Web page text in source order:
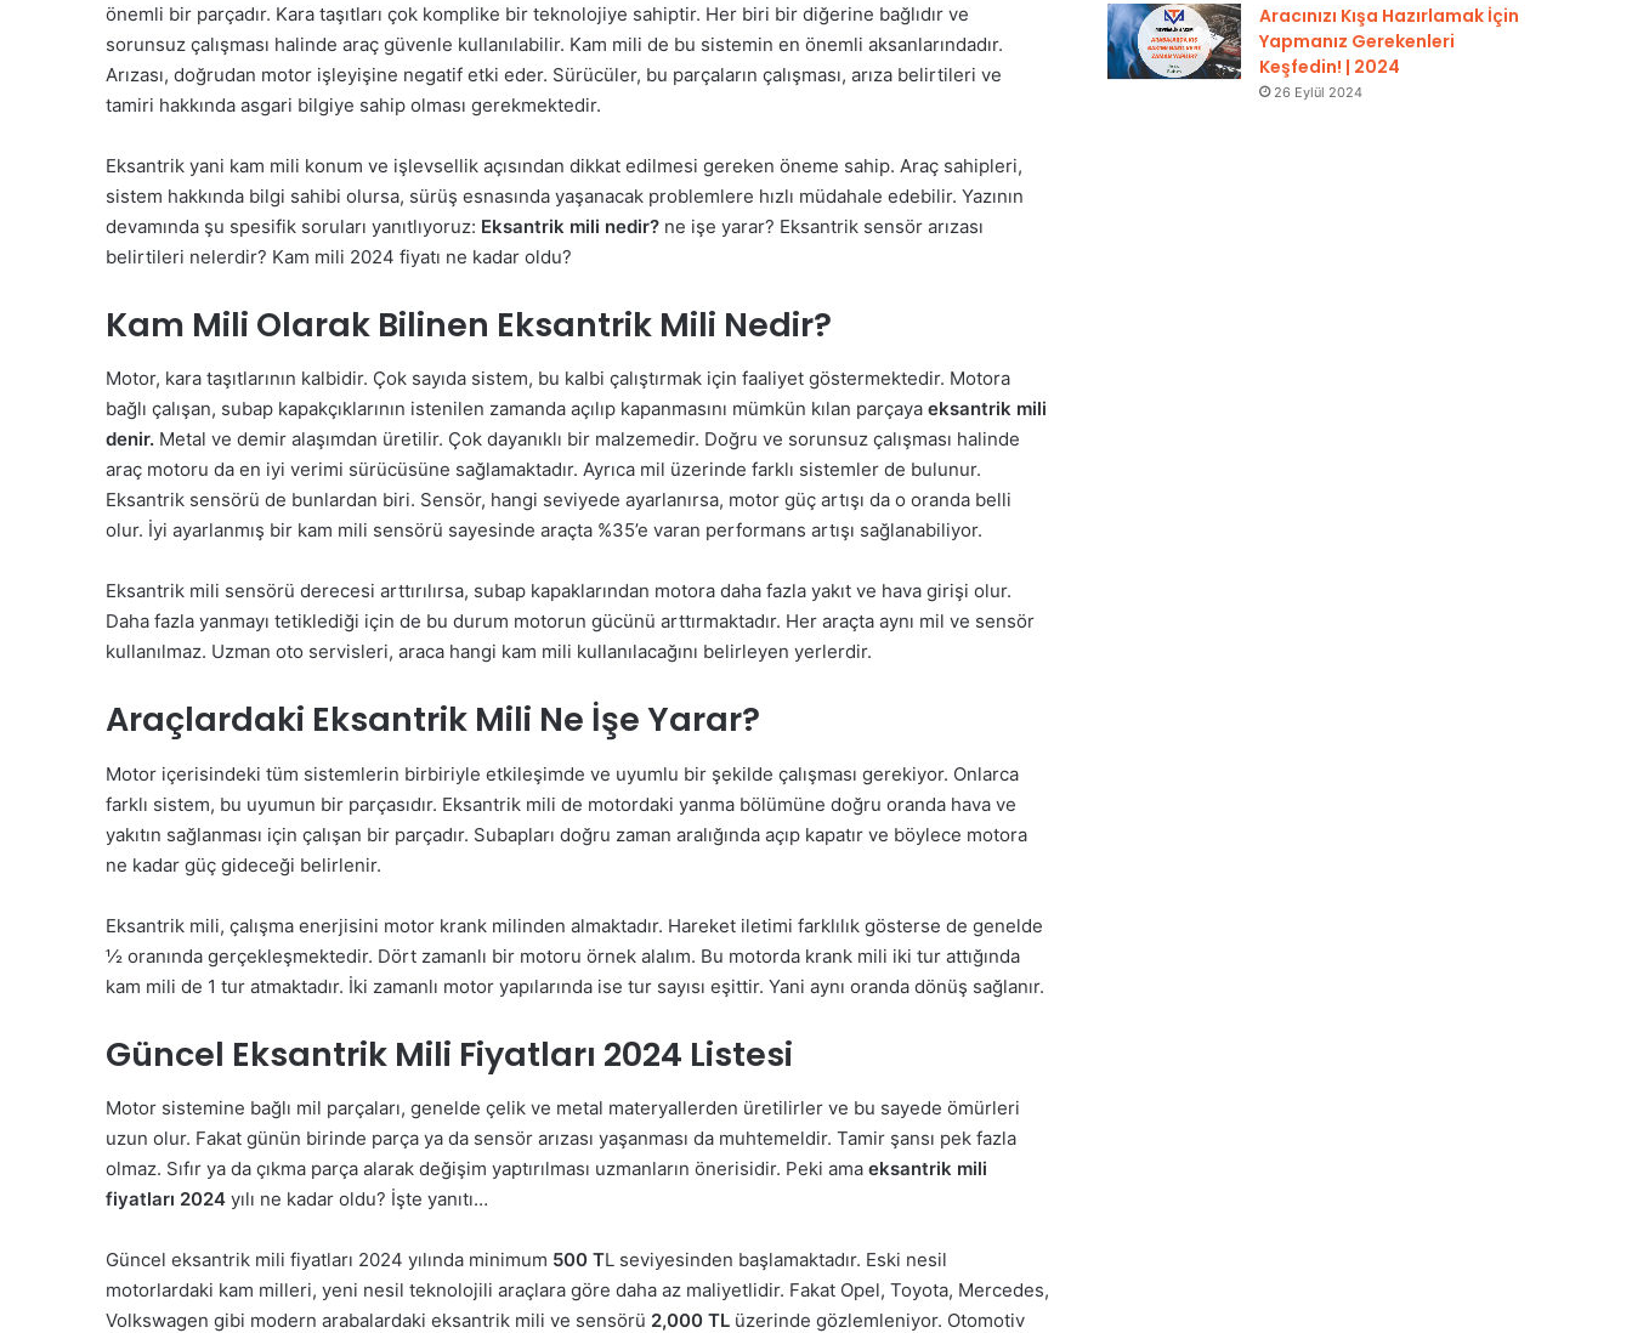
önemli bir parçadır. Kara taşıtları çok komplike bir teknolojiye sahiptir. Her biri bir diğerine bağlıdır ve
sorunsuz çalışması halinde araç güvenle kullanılabilir. Kam mili de bu sistemin en önemli aksanlarındadır.
Arızası, doğrudan motor işleyişine negatif etki eder. Sürücüler, bu parçaların çalışması, arıza belirtileri ve
tamiri hakkında asgari bilgiye sahip olması gerekmektedir.
Eksantrik yani kam mili konum ve işlevsellik açısından dikkat edilmesi gereken öneme sahip. Araç sahipleri,
sistem hakkında bilgi sahibi olursa, sürüş esnasında yaşanacak problemlere hızlı müdahale edebilir. Yazının
devamında şu spesifik soruları yanıtlıyoruz: Eksantrik mili nedir? ne işe yarar? Eksantrik sensör arızası
belirtileri nelerdir? Kam mili 2024 fiyatı ne kadar oldu?
Kam Mili Olarak Bilinen Eksantrik Mili Nedir?
Motor, kara taşıtlarının kalbidir. Çok sayıda sistem, bu kalbi çalıştırmak için faaliyet göstermektedir. Motora
bağlı çalışan, subap kapakçıklarının istenilen zamanda açılıp kapanmasını mümkün kılan parçaya eksantrik mili
denir. Metal ve demir alaşımdan üretilir. Çok dayanıklı bir malzemedir. Doğru ve sorunsuz çalışması halinde
araç motoru da en iyi verimi sürücüsüne sağlamaktadır. Ayrıca mil üzerinde farklı sistemler de bulunur.
Eksantrik sensörü de bunlardan biri. Sensör, hangi seviyede ayarlanırsa, motor güç artışı da o oranda belli
olur. İyi ayarlanmış bir kam mili sensörü sayesinde araçta %35’e varan performans artışı sağlanabiliyor.
Eksantrik mili sensörü derecesi arttırılırsa, subap kapaklarından motora daha fazla yakıt ve hava girişi olur.
Daha fazla yanmayı tetiklediği için de bu durum motorun gücünü arttırmaktadır. Her araçta aynı mil ve sensör
kullanılmaz. Uzman oto servisleri, araca hangi kam mili kullanılacağını belirleyen yerlerdir.
Araçlardaki Eksantrik Mili Ne İşe Yarar?
Motor içerisindeki tüm sistemlerin birbiriyle etkileşimde ve uyumlu bir şekilde çalışması gerekiyor. Onlarca
farklı sistem, bu uyumun bir parçasıdır. Eksantrik mili de motordaki yanma bölümüne doğru oranda hava ve
yakıtın sağlanması için çalışan bir parçadır. Subapları doğru zaman aralığında açıp kapatır ve böylece motora
ne kadar güç gideceği belirlenir.
Eksantrik mili, çalışma enerjisini motor krank milinden almaktadır. Hareket iletimi farklılık gösterse de genelde
½ oranında gerçekleşmektedir. Dört zamanlı bir motoru örnek alalım. Bu motorda krank mili iki tur attığında
kam mili de 1 tur atmaktadır. İki zamanlı motor yapılarında ise tur sayısı eşittir. Yani aynı oranda dönüş sağlanır.
Güncel Eksantrik Mili Fiyatları 2024 Listesi
Motor sistemine bağlı mil parçaları, genelde çelik ve metal materyallerden üretilirler ve bu sayede ömürleri
uzun olur. Fakat günün birinde parça ya da sensör arızası yaşanması da muhtemeldir. Tamir şansı pek fazla
olmaz. Sıfır ya da çıkma parça alarak değişim yaptırılması uzmanların önerisidir. Peki ama eksantrik mili
fiyatları 2024 yılı ne kadar oldu? İşte yanıtı…
Güncel eksantrik mili fiyatları 2024 yılında minimum 500 TL seviyesinden başlamaktadır. Eski nesil
motorlardaki kam milleri, yeni nesil teknolojili araçlara göre daha az maliyetlidir. Fakat Opel, Toyota, Mercedes,
Volkswagen gibi modern arabalardaki eksantrik mili ve sensörü 2,000 TL üzerinde gözlemleniyor. Otomotiv
Aracınızı Kışa Hazırlamak İçin
Yapmanız Gerekenleri
Keşfedin! | 2024
26 Eylül 2024